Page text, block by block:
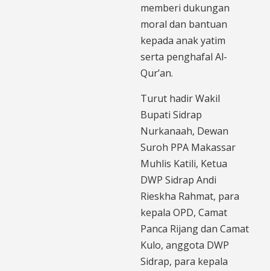
memberi dukungan
moral dan bantuan
kepada anak yatim
serta penghafal Al-
Qur’an.
Turut hadir Wakil
Bupati Sidrap
Nurkanaah, Dewan
Suroh PPA Makassar
Muhlis Katili, Ketua
DWP Sidrap Andi
Rieskha Rahmat, para
kepala OPD, Camat
Panca Rijang dan Camat
Kulo, anggota DWP
Sidrap, para kepala